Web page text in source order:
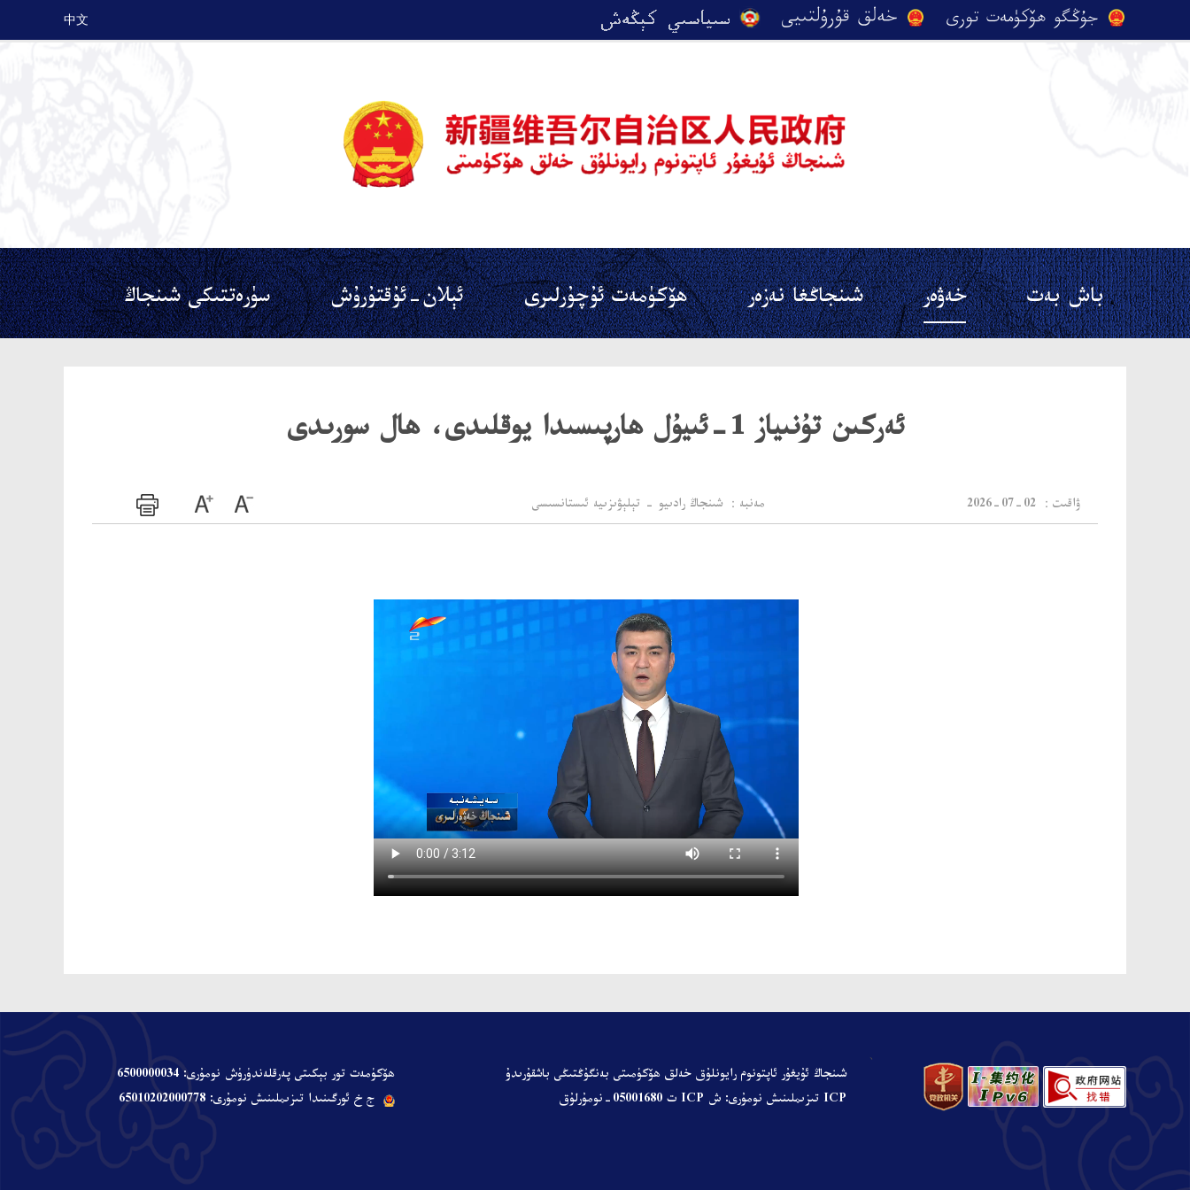
中文
باش بەت خەۋەر شىنجاڭغا نەزەر ھۆكۈمەت ئۇچۇرلىرى ئېلان-ئۇقتۇرۇش سۈرەتتىكى شىنجاڭ
ئەركىن تۇنىياز 1-ئىيۇل ھارپىسىدا يوقلىدى، ھال سورىدى
2026-07-02 ：ۋاقىت مەنبە： شىنجاڭ رادىيو - تېلېۋىزىيە ئىستانسىسى
ھۆكۈمەت تور بېكىتى پەرقلەندۈرۈش نومۇرى: 6500000034
ج خ ئورگىنىدا تىزىملىنىش نومۇرى: 65010202000778
شىنجاڭ ئۇيغۇر ئاپتونوم رايونلۇق خەلق ھۆكۈمىتى بەنگۇڭتىڭى باشقۇرىدۇ
ICP تىزىملىنىش نومۇرى: ش ICP ت 05001680-نومۇرلۇق
、